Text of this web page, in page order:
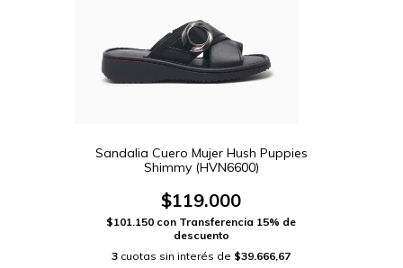
Sandalia Cuero Mujer Hush Puppies
Shimmy (HVN6600)
$119.000
$101.150 con Transferencia 15% de
descuento
3 cuotas sin interés de $39.666,67